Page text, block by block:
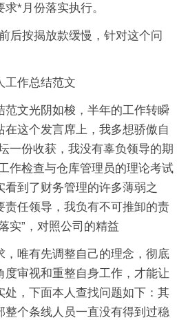
*月份落实执行。
后按揭放款缓慢，针对这个问
工作总结范文
范文光阴如梭，半年的工作转瞬
在这个发言席上，我多想骄傲自
一份收获，我没有辜负领导的期
作检查与仓库管理员的理论考试
看到了财务管理的许多薄弱之
责任领导，我负有不可推卸的责
实”，对照公司的精益
，唯有先调整自己的理念，彻底
度审视和重整自身工作，才能让
处，下面本人查找问题如下：其
整个条线人员一直没有得到过稳